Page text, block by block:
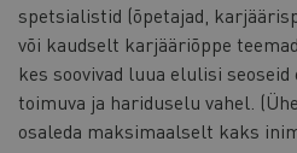
spetsialistid (õpetajad,
või kaudselt karjääriõppe
kes soovivad luua elulisi
toimuva ja hariduselu vahel.
osaleda maksimaalselt kaks